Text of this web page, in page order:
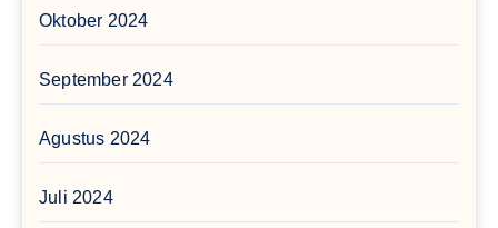
Oktober 2024
September 2024
Agustus 2024
Juli 2024